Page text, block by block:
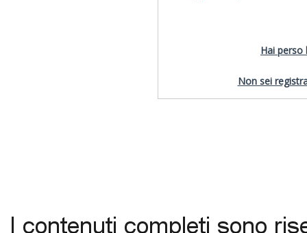
Hai perso
Non sei